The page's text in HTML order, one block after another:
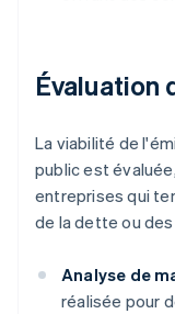
Évaluation
La viabilité de
public est
entreprises qui
de la dette ou
Analyse de
réalisée pour